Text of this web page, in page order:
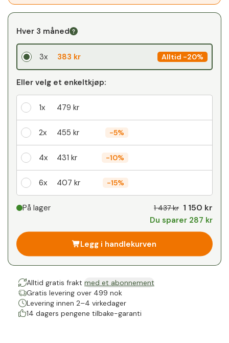
Hver 3 måned
3x 383 kr Alltid -20%
Eller velg et enkeltkjøp:
1x 479 kr
2x 455 kr -5%
4x 431 kr -10%
6x 407 kr -15%
-%
På lager 1 437 kr 1 150 kr
Du sparer 287 kr
Legg i handlekurven
Alltid gratis frakt med et abonnement
Gratis levering over 499 nok
Levering innen 2–4 virkedager
14 dagers pengene tilbake-garanti